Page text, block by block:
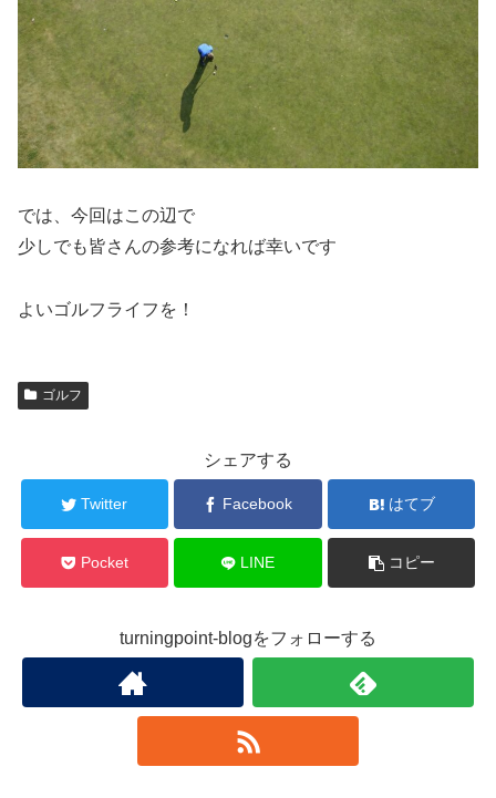
では、今回はこの辺で
少しでも皆さんの参考になれば幸いです
よいゴルフライフを！
ゴルフ
シェアする
Twitter Facebook はてブ
Pocket LINE コピー
turningpoint-blogをフォローする